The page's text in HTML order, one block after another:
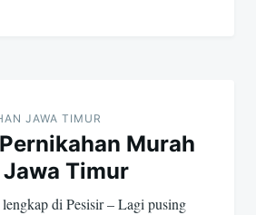
JAWA TIMUR
Murah
Timur
di Pesisir – Lagi pusing